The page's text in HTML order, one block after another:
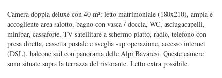
Camera doppia deluxe con 40 m²: letto matrimoniale (180x210), ampia e
accogliente area salotto, bagno con vasca / doccia, WC, asciugacapelli,
minibar, cassaforte, TV satellitare a schermo piatto, radio, telefono con
presa diretta, cassetta postale e sveglia -up operazione, accesso internet
(DSL), balcone sud con panorama delle Alpi Bavaresi. Queste camere
sono situate sopra la terrazza del ristorante. Letto extra possibile.